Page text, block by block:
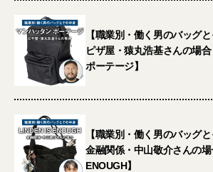
【職業別・働く男のバッグと
ピザ屋・猿丸浩基さんの場
ポーテージ】
【職業別・働く男のバッグと
金融関係・中山敬介さんの
ENOUGH】